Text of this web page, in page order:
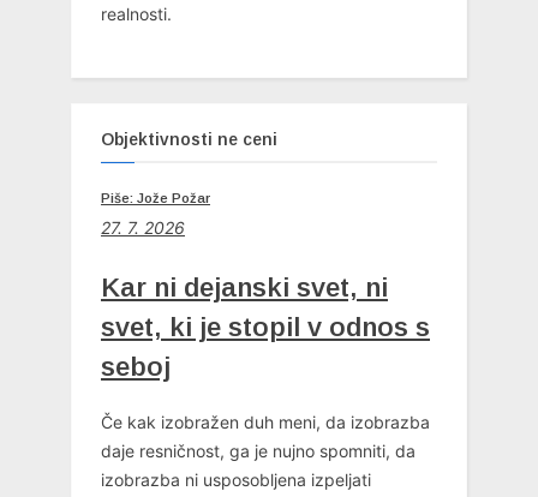
realnosti.
Objektivnosti ne ceni
Piše: Jože Požar
27. 7. 2026
Kar ni dejanski svet, ni
svet, ki je stopil v odnos s
seboj
Če kak izobražen duh meni, da izobrazba
daje resničnost, ga je nujno spomniti, da
izobrazba ni usposobljena izpeljati